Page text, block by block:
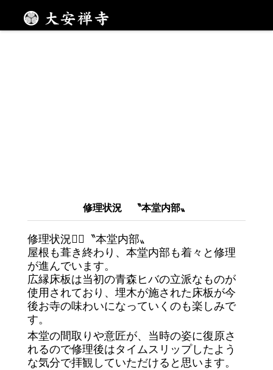
修理状況 〝本堂内部〟
修理状況💁‍♂️〝本堂内部〟
屋根も葺き終わり、本堂内部も着々と修理
が進んでいます。
広縁床板は当初の青森ヒバの立派なものが
使用されており、埋木が施された床板が今
後お寺の味わいになっていくのも楽しみで
す。
本堂の間取りや意匠が、当時の姿に復原さ
れるので修理後はタイムスリップしたよう
な気分で拝観していただけると思います。